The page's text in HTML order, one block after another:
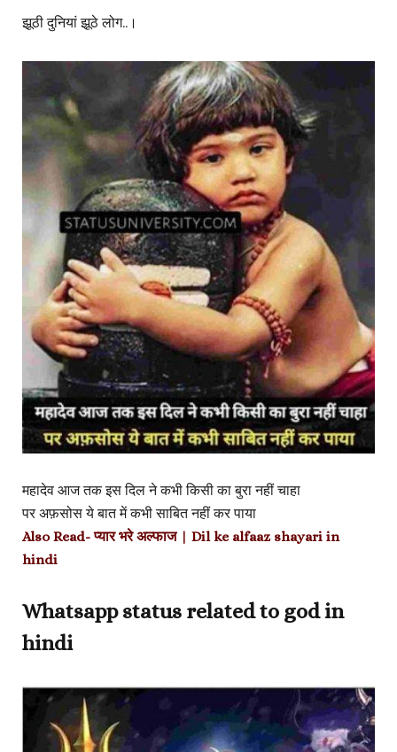
झूठी दुनियां झूठे लोग..।
महादेव आज तक इस दिल ने कभी किसी का बुरा नहीं चाहा
पर अफ़सोस ये बात में कभी साबित नहीं कर पाया
Also Read-प्यार भरे अल्फाज | Dil ke alfaaz shayari in
hindi
Whatsapp status related to god in
hindi